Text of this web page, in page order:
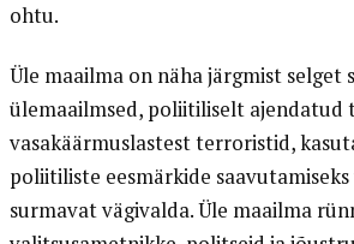
ohtu.
Üle maailma on näha järgmist selget
ülemaailmsed, poliitiliselt
vasakäärmuslastest terroristid,
poliitiliste eesmärkide
surmavat vägivalda. Üle maailma